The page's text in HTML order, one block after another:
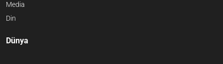
Media
Din
Dünya